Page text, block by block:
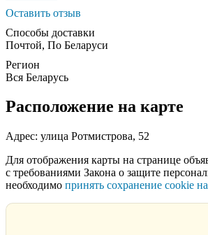
Оставить отзыв
Способы доставки
Почтой, По Беларуси
Регион
Вся Беларусь
Расположение на карте
Адрес: улица Ротмистрова, 52
Для отображения карты на странице
с требованиями Закона о защите
необходимо принять сохранение cookie